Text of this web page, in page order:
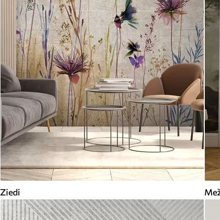
Ziedi